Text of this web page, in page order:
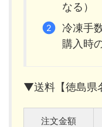
なる）
冷凍手
購入時
▼送料【徳島県
注文金額